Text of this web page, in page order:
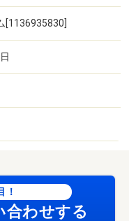
[1136935830]
！
合わせする